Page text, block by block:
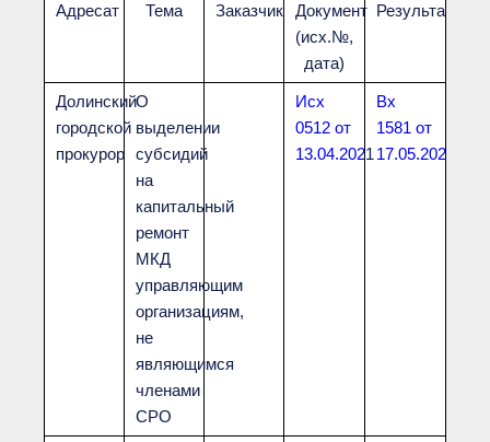
● Действующие документы
● Сбор предложений во
Финансовая отчетность
Реестры Ассоциации
● Реестр членов
Адресат Тема Заказчик
Документ
(исх.№,
дата)
Результат
Долинский
городской
прокурор
О
выделении
субсидий
на
капитальный
ремонт
МКД
управляющим
организациям,
не
являющимся
членами
СРО
Исх
0512 от
13.04.2021
Вх
1581 от
17.05.2021